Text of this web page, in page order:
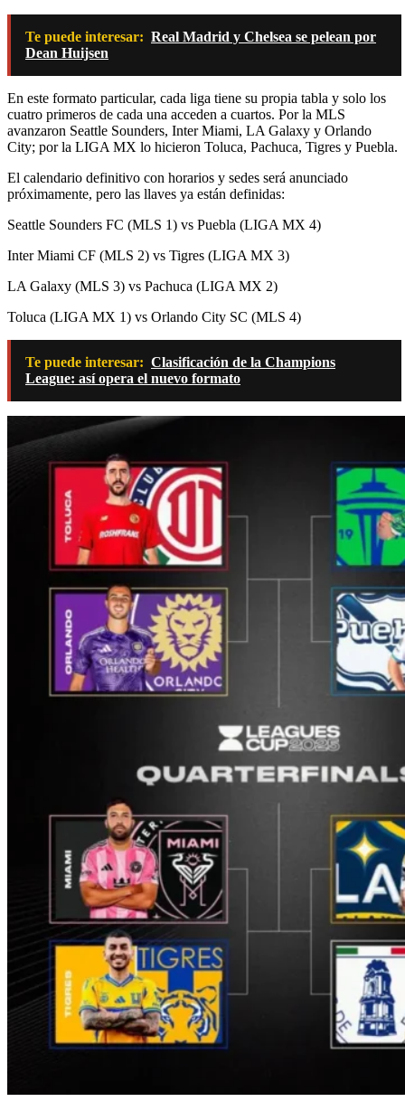
Te puede interesar: Real Madrid y Chelsea se pelean por
Dean Huijsen
En este formato particular, cada liga tiene su propia tabla y solo los
cuatro primeros de cada una acceden a cuartos. Por la MLS
avanzaron Seattle Sounders, Inter Miami, LA Galaxy y Orlando
City; por la LIGA MX lo hicieron Toluca, Pachuca, Tigres y Puebla.
El calendario definitivo con horarios y sedes será anunciado
próximamente, pero las llaves ya están definidas:
Seattle Sounders FC (MLS 1) vs Puebla (LIGA MX 4)
Inter Miami CF (MLS 2) vs Tigres (LIGA MX 3)
LA Galaxy (MLS 3) vs Pachuca (LIGA MX 2)
Toluca (LIGA MX 1) vs Orlando City SC (MLS 4)
Te puede interesar: Clasificación de la Champions
League: así opera el nuevo formato